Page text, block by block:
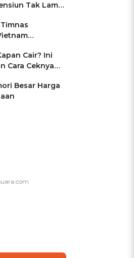
Tak Lama
di Pakansari
Cair? Ini
Cara Ceknya
Besar Harga